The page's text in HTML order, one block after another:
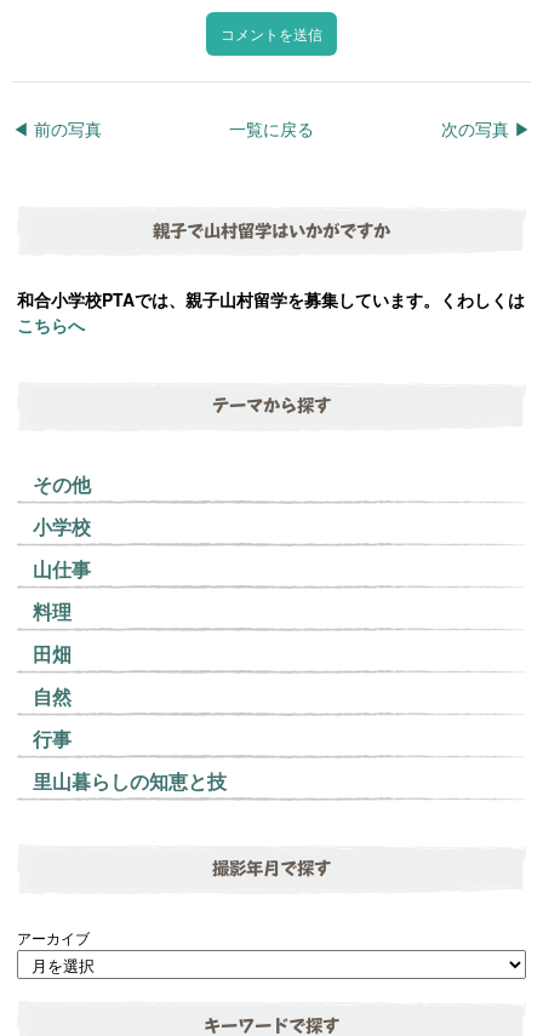
◀︎ 前の写真 次の写真 ▶︎
一覧に戻る
親子で山村留学はいかがですか
和合小学校PTAでは、親子山村留学を募集しています。くわしくは
こちらへ
テーマから探す
その他
小学校
山仕事
料理
田畑
自然
行事
里山暮らしの知恵と技
撮影年月で探す
アーカイブ
キーワードで探す